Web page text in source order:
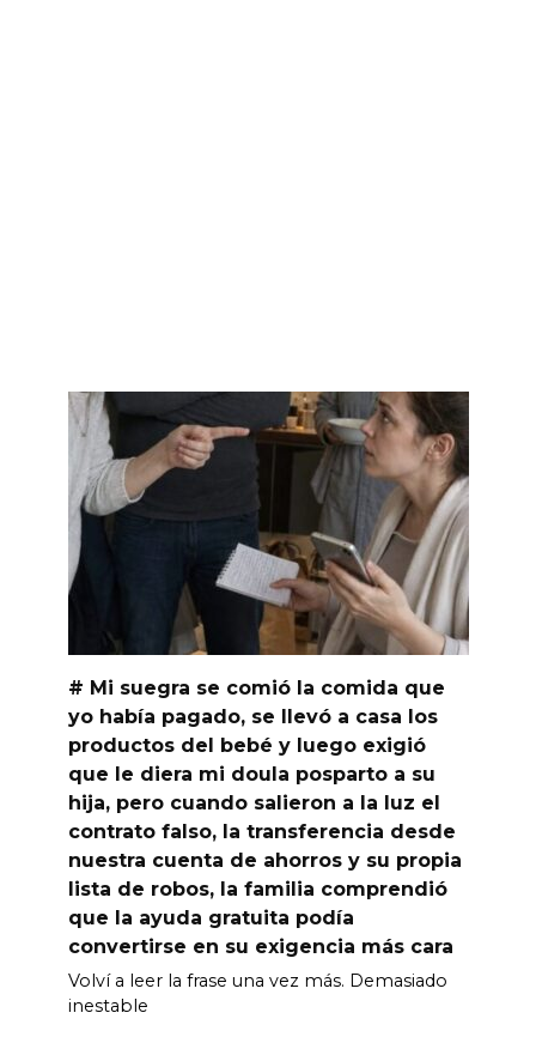
# Mi suegra se comió la comida que
yo había pagado, se llevó a casa los
productos del bebé y luego exigió
que le diera mi doula posparto a su
hija, pero cuando salieron a la luz el
contrato falso, la transferencia desde
nuestra cuenta de ahorros y su propia
lista de robos, la familia comprendió
que la ayuda gratuita podía
convertirse en su exigencia más cara
Volví a leer la frase una vez más. Demasiado
inestable